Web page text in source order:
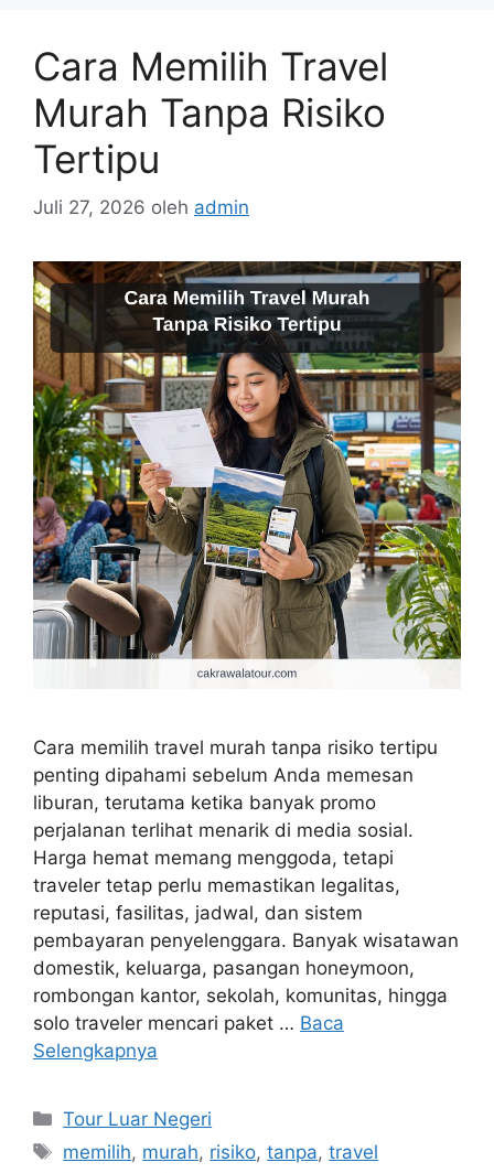
Cara Memilih Travel
Murah Tanpa Risiko
Tertipu
Juli 27, 2026 oleh admin
Cara memilih travel murah tanpa risiko tertipu
penting dipahami sebelum Anda memesan
liburan, terutama ketika banyak promo
perjalanan terlihat menarik di media sosial.
Harga hemat memang menggoda, tetapi
traveler tetap perlu memastikan legalitas,
reputasi, fasilitas, jadwal, dan sistem
pembayaran penyelenggara. Banyak wisatawan
domestik, keluarga, pasangan honeymoon,
rombongan kantor, sekolah, komunitas, hingga
solo traveler mencari paket … Baca
Selengkapnya
Kategori
Tour Luar Negeri
Tag
memilih, murah, risiko,tanpa,travel